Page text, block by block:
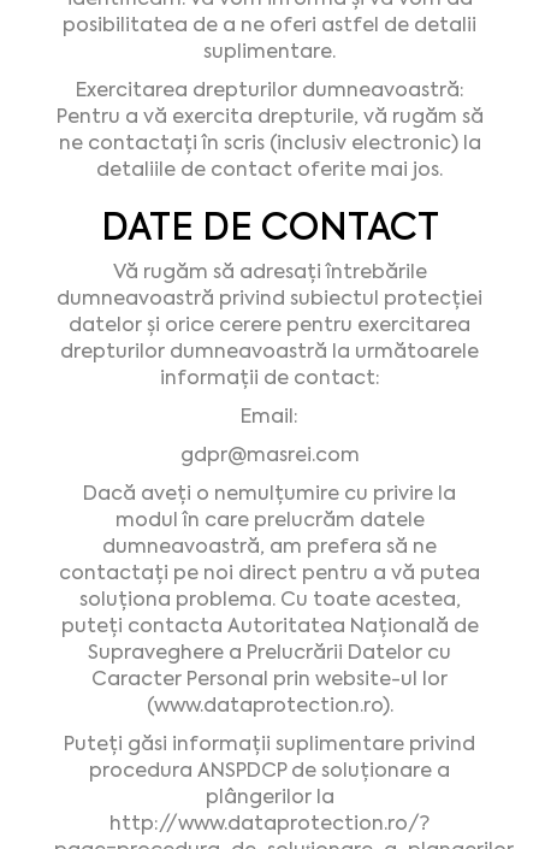
posibilitatea de a ne oferi astfel de detalii
suplimentare.
Exercitarea drepturilor dumneavoastră:
Pentru a vă exercita drepturile, vă rugăm să
ne contactați în scris (inclusiv electronic) la
detaliile de contact oferite mai jos.
DATE DE CONTACT
Vă rugăm să adresați întrebările
dumneavoastră privind subiectul protecției
datelor și orice cerere pentru exercitarea
drepturilor dumneavoastră la următoarele
informații de contact:
Email:
gdpr@masrei.com
Dacă aveți o nemulțumire cu privire la
modul în care prelucrăm datele
dumneavoastră, am prefera să ne
contactați pe noi direct pentru a vă putea
soluționa problema. Cu toate acestea,
puteți contacta Autoritatea Națională de
Supraveghere a Prelucrării Datelor cu
Caracter Personal prin website-ul lor
(www.dataprotection.ro).
Puteți găsi informații suplimentare privind
procedura ANSPDCP de soluționare a
plângerilor la
http://www.dataprotection.ro/?